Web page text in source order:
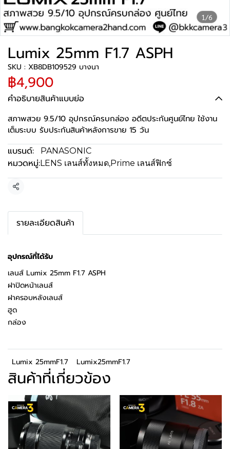
1/6
Lumix 25mm F1.7 ASPH
SKU : XB8DB109529 บางนา
฿4,900
คำอธิบายสินค้าแบบย่อ
สภาพสวย 9.5/10 อุปกรณ์ครบกล่อง อดีตประกันศูนย์ไทย ใช้งาน
เต็มระบบ รับประกันสินค้าหลังการขาย 15 วัน
แบรนด์: PANASONIC
หมวดหมู่:LENS เลนส์ทั้งหมด,Prime เลนส์ฟิกซ์
แชร์
รายละเอียดสินค้า
อุปกรณ์ที่ได้รับ
เลนส์ Lumix 25mm F1.7 ASPH
ฝาปิดหน้าเลนส์
ฝาครอบหลังเลนส์
ฮูด
กล่อง
Lumix 25mmF1.7 Lumix25mmF1.7
สินค้าที่เกี่ยวข้อง